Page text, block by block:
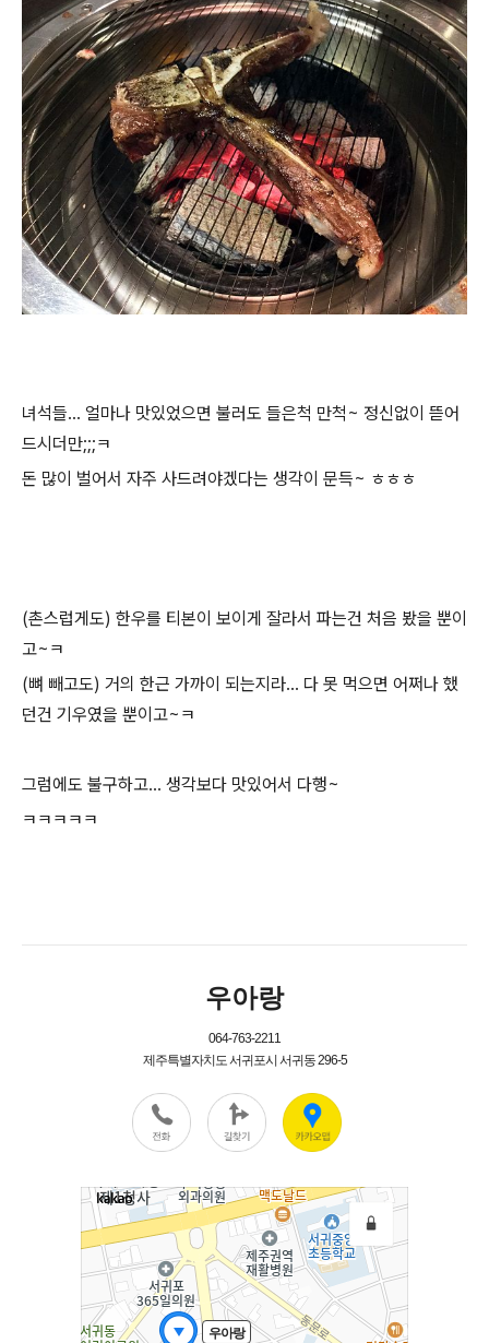
녀석들... 얼마나 맛있었으면 불러도 들은척 만척~ 정신없이 뜯어
드시더만;;;ㅋ
돈 많이 벌어서 자주 사드려야겠다는 생각이 문득~ ㅎㅎㅎ
(촌스럽게도) 한우를 티본이 보이게 잘라서 파는건 처음 봤을 뿐이
고~ㅋ
(뼈 빼고도) 거의 한근 가까이 되는지라... 다 못 먹으면 어쩌나 했
던건 기우였을 뿐이고~ㅋ
그럼에도 불구하고... 생각보다 맛있어서 다행~
ㅋㅋㅋㅋㅋ